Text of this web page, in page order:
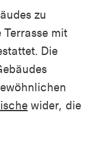
zu
mit
Die
wider, die